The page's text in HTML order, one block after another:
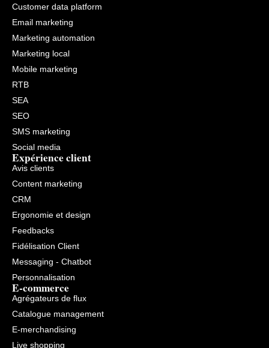
Customer data platform
Email marketing
Marketing automation
Marketing local
Mobile marketing
RTB
SEA
SEO
SMS marketing
Social media
Expérience client
Avis clients
Content marketing
CRM
Ergonomie et design
Feedbacks
Fidélisation Client
Messaging - Chatbot
Personnalisation
E-commerce
Agrégateurs de flux
Catalogue management
E-merchandising
Live shopping